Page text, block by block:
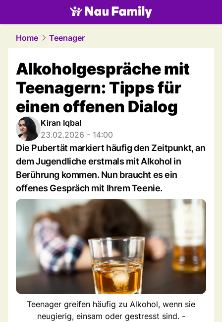
family.NAU.ch
Home Teenager
Alkoholgespräche mit
Teenagern: Tipps für
einen offenen Dialog
Kiran Iqbal
23.02.2026 - 14:00
Die Pubertät markiert häufig den Zeitpunkt, an
dem Jugendliche erstmals mit Alkohol in
Berührung kommen. Nun braucht es ein
offenes Gespräch mit Ihrem Teenie.
Teenager greifen häufig zu Alkohol, wenn sie
neugierig, einsam oder gestresst sind. -